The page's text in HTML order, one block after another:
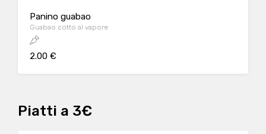
Panino guabao
Guabao cotto al vapore
2.00 €
Piatti a 3€